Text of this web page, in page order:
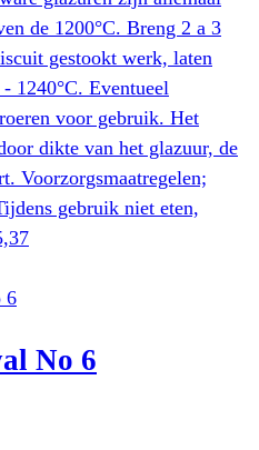
de 1200°C. Breng 2 a 3
gestookt werk, laten
1240°C. Eventueel
voor gebruik. Het
dikte van het glazuur, de
Voorzorgsmaatregelen;
gebruik niet eten,
No 6